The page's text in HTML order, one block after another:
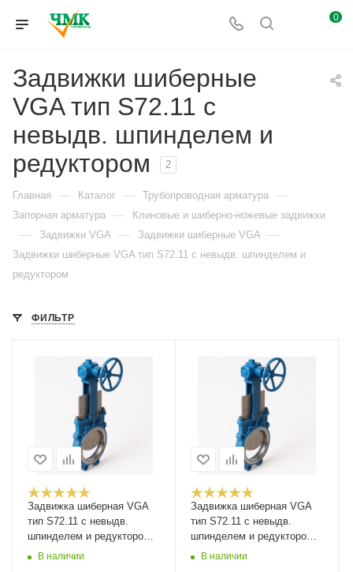
0
Задвижки шиберные
VGA тип S72.11 с
невыдв. шпинделем и
редуктором
2
Главная — Каталог — Трубопроводная арматура —
Запорная арматура — Клиновые и шиберно-ножевые задвижки
— Задвижки VGA — Задвижки шиберные VGA —
Задвижки шиберные VGA тип S72.11 с невыдв. шпинделем и
редуктором
ФИЛЬТР
Задвижка шиберная VGA
тип S72.11 с невыдв.
шпинделем и редуктором
Ду-700 Ру-2
В наличии
Задвижка шиберная VGA
тип S72.11 с невыдв.
шпинделем и редуктором
Ду-800 Ру-2
В наличии